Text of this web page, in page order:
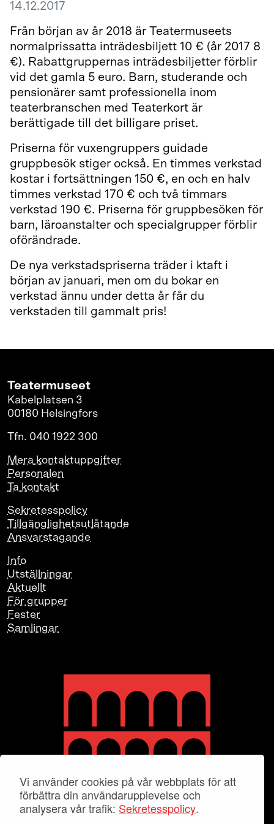
Vi använder cookies på vår webbplats för att
förbättra din användarupplevelse och
analysera vår trafik: Sekretesspolicy.
14.12.2017
Från början av år 2018 är Teatermuseets
normalprissatta inträdesbiljett 10 € (år 2017 8
€). Rabattgruppernas inträdesbiljetter förblir
vid det gamla 5 euro. Barn, studerande och
pensionärer samt professionella inom
teaterbranschen med Teaterkort är
berättigade till det billigare priset.
Priserna för vuxengruppers guidade
gruppbesök stiger också. En timmes verkstad
kostar i fortsättningen 150 €, en och en halv
timmes verkstad 170 € och två timmars
verkstad 190 €. Priserna för gruppbesöken för
barn, läroanstalter och specialgrupper förblir
oförändrade.
De nya verkstadspriserna träder i ktaft i
början av januari, men om du bokar en
verkstad ännu under detta år får du
verkstaden till gammalt pris!
Teatermuseet
Kabelplatsen 3
00180 Helsingfors
Tfn. 040 1922 300
Mera kontaktuppgifter
Personalen
Ta kontakt
Sekretesspolicy
Tillgänglighetsutlåtande
Ansvarstagande
Info
Utställningar
Aktuellt
För grupper
Fester
Samlingar